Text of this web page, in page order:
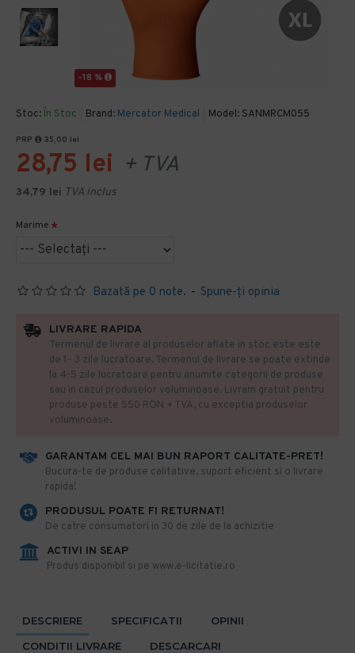
-18 %
Stoc: În Stoc Brand: Mercator Medical Model: SANMRCM055
Bazată pe 0 note. - Spune-ţi opinia
PRP 35,00 lei
28,75 lei + TVA
34,79 lei TVA inclus
Marime
GARANTAM CEL MAI BUN RAPORT CALITATE-PRET!
​Bucura-te de produse calitative, suport eficient si o livrare
rapida!
PRODUSUL POATE FI RETURNAT!
De catre consumatori in 30 de zile de la achizitie
ACTIVI IN SEAP
Produs disponibil si pe www.e-licitatie.ro
LIVRARE RAPIDA
Termenul de livrare al produselor aflate in stoc este este
de 1- 3 zile lucratoare. Termenul de livrare se poate extinde
la 4-5 zile lucratoare pentru anumite categorii de produse
sau in cazul produselor voluminoase. Livram gratuit pentru
produse peste 550 RON + TVA, cu exceptia produselor
voluminoase.
DESCRIERE SPECIFICATII
OPINII
CONDITII LIVRARE
DESCARCARI